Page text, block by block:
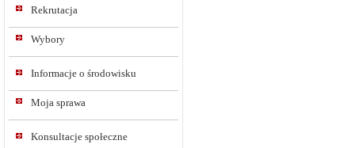
Rekrutacja
Wybory
Informacje o środowisku
Moja sprawa
Konsultacje społeczne